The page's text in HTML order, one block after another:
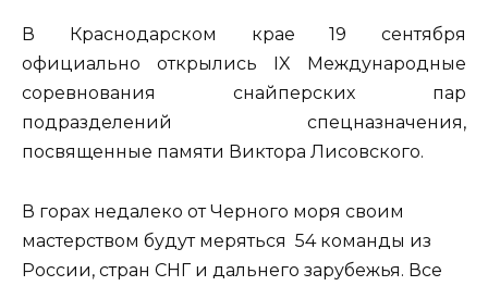
В Краснодарском крае 19 сентября
официально открылись IX Международные
соревнования снайперских пар
подразделений спецназначения,
посвященные памяти Виктора Лисовского.
В горах недалеко от Черного моря своим
мастерством будут меряться 54 команды из
России, стран СНГ и дальнего зарубежья. Все